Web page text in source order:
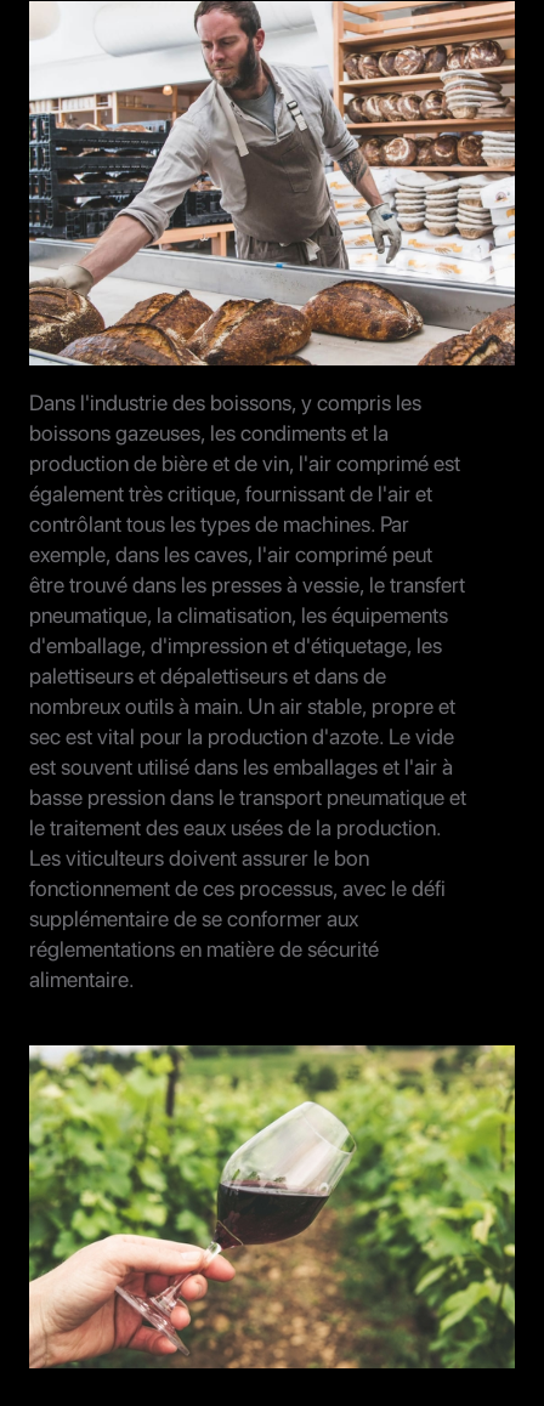
Dans l'industrie des boissons, y compris les
boissons gazeuses, les condiments et la
production de bière et de vin, l'air comprimé est
également très critique, fournissant de l'air et
contrôlant tous les types de machines. Par
exemple, dans les caves, l'air comprimé peut
être trouvé dans les presses à vessie, le transfert
pneumatique, la climatisation, les équipements
d'emballage, d'impression et d'étiquetage, les
palettiseurs et dépalettiseurs et dans de
nombreux outils à main. Un air stable, propre et
sec est vital pour la production d'azote. Le vide
est souvent utilisé dans les emballages et l'air à
basse pression dans le transport pneumatique et
le traitement des eaux usées de la production.
Les viticulteurs doivent assurer le bon
fonctionnement de ces processus, avec le défi
supplémentaire de se conformer aux
réglementations en matière de sécurité
alimentaire.